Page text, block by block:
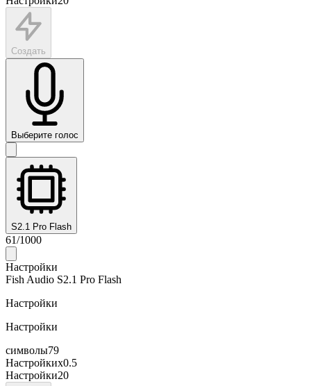
Создать
Выберите голос
S2.1 Pro Flash
61/1000
Настройки
Fish Audio S2.1 Pro Flash
Настройки
Настройки
символы79
Настройкиx0.5
Настройки20